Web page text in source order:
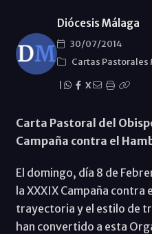
Diócesis Málaga
30/07/2014
Cartas Pastorales
X
Carta Pastoral del
Campaña contra el
El domingo, día 8 de
la XXXIX Campaña contra
trayectoria y el estilo de
han convertido a esta